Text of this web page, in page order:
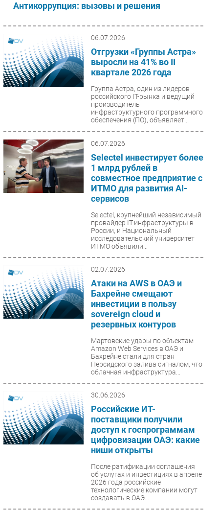
Антикоррупция: вызовы и решения
06.07.2026
Отгрузки «Группы Астра»
выросли на 41% во II
квартале 2026 года
Группа Астра, один из лидеров
российского IT-рынка и ведущий
производитель
инфраструктурного программного
обеспечения (ПО), объявляет...
06.07.2026
Selectel инвестирует более
1 млрд рублей в
совместное предприятие с
ИТМО для развития AI-
сервисов
Selectel, крупнейший независимый
провайдер IT-инфраструктуры в
России, и Национальный
исследовательский университет
ИТМО объявили...
02.07.2026
Атаки на AWS в ОАЭ и
Бахрейне смещают
инвестиции в пользу
sovereign cloud и
резервных контуров
Мартовские удары по объектам
Amazon Web Services в ОАЭ и
Бахрейне стали для стран
Персидского залива сигналом, что
облачная инфраструктура...
30.06.2026
Российские ИТ-
поставщики получили
доступ к госпрограммам
цифровизации ОАЭ: какие
ниши открыты
После ратификации соглашения
об услугах и инвестициях в апреле
2026 года российские
технологические компании могут
создавать в ОАЭ...